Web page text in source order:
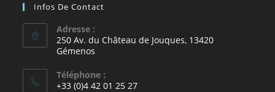
Infos De Contact
Adresse :
250 Av. du Château de Jouques, 13420
Gémenos
Téléphone :
+33 (0)4 42 01 25 27